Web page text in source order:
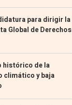
para dirigir la
Global de Derechos
histórico de la
climático y baja